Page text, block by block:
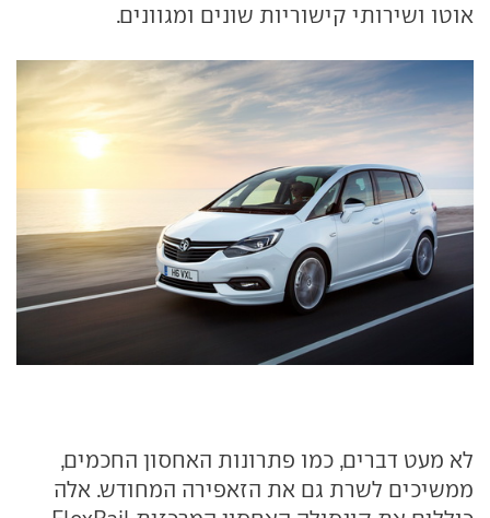
אוטו ושירותי קישוריות שונים ומגוונים.
לא מעט דברים, כמו פתרונות האחסון החכמים,
ממשיכים לשרת גם את הזאפירה המחודש. אלה